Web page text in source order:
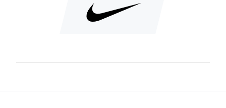
varmistaa hyvän peittävyyden kaikissa
kuivuu nopeasti.